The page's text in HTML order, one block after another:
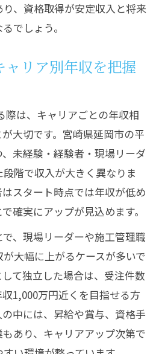
、資格取得が安定収入と将来
でしょう。
リア別年収を把握
際は、キャリアごとの年収相
大切です。宮崎県延岡市の平
未経験・経験者・現場リーダ
階で収入が大きく異なりま
スタート時点では年収が低め
確実にアップが見込めます。
、現場リーダーや施工管理職
大幅に上がるケースが多いで
て独立した場合は、受注件数
1,000万円近くを目指せる方
中には、昇給や賞与、資格手
あり、キャリアアップ次第で